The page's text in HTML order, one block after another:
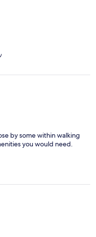
by some within walking
you would need.